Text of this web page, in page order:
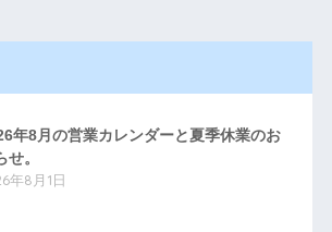
年8月の営業カレンダーと夏季休業のお
せ。
年8月1日